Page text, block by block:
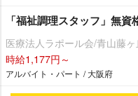
「福祉調理スタッフ」無
医療法人ラポール会/青山藤
時給1,177円～
アルバイト・パート / 大阪府